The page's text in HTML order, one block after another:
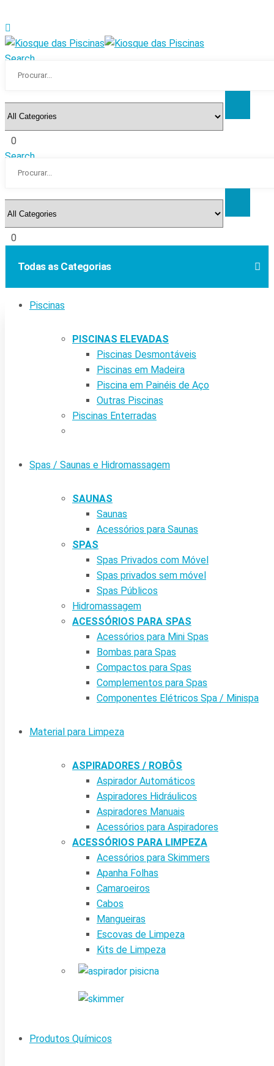
Search
0
Search
0
Todas as Categorias
Piscinas
PISCINAS ELEVADAS
Piscinas Desmontáveis
Piscinas em Madeira
Piscina em Painéis de Aço
Outras Piscinas
Piscinas Enterradas
Spas / Saunas e Hidromassagem
SAUNAS
Saunas
Acessórios para Saunas
SPAS
Spas Privados com Móvel
Spas privados sem móvel
Spas Públicos
Hidromassagem
ACESSÓRIOS PARA SPAS
Acessórios para Mini Spas
Bombas para Spas
Compactos para Spas
Complementos para Spas
Componentes Elétricos Spa / Minispa
Material para Limpeza
ASPIRADORES / ROBÔS
Aspirador Automáticos
Aspiradores Hidráulicos
Aspiradores Manuais
Acessórios para Aspiradores
ACESSÓRIOS PARA LIMPEZA
Acessórios para Skimmers
Apanha Folhas
Camaroeiros
Cabos
Mangueiras
Escovas de Limpeza
Kits de Limpeza
Produtos Químicos